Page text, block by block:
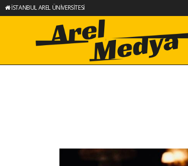
İSTANBUL AREL ÜNİVERSİTESİ